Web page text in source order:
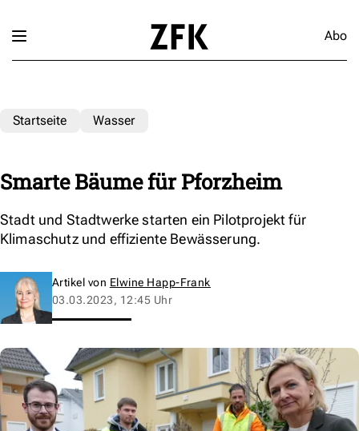
Abo
Startseite Wasser
Smarte Bäume für Pforzheim
Stadt und Stadtwerke starten ein Pilotprojekt für
Klimaschutz und effiziente Bewässerung.
Artikel von Elwine Happ-Frank
03.03.2023, 12:45 Uhr